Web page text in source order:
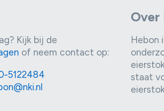
Kijk bij de
of neem contact op:
5122484
Over
Hebon
staat